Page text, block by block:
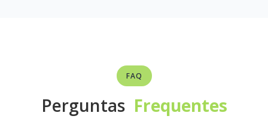
FAQ
Perguntas Frequentes